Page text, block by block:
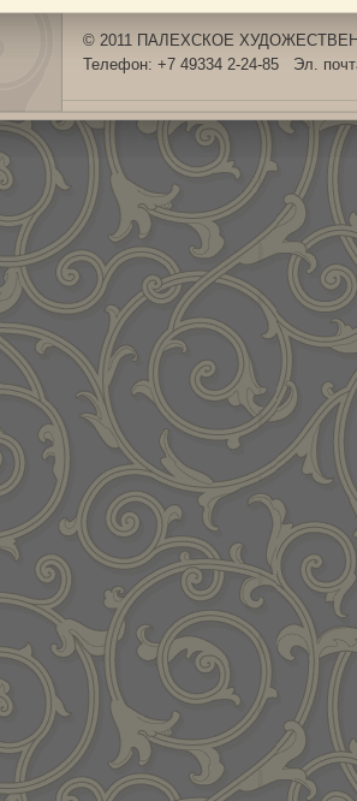
© 2011 ПАЛЕХСКОЕ
Телефон: +7 49334 2-24-85 Эл.